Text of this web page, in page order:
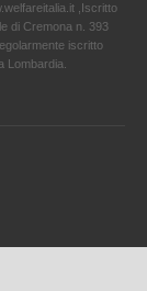
,Iscritto
di Cremona n. 393
iscritto
Lombardia.